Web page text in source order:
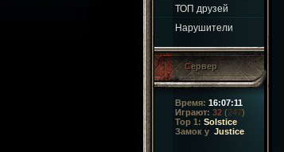
ТОП друзей
Нарушители
Сервер
Время: 16:07:12
Играют: 32 (247)
Top 1: Solstice
Замок у Justice